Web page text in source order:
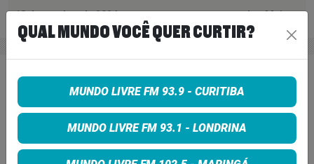
18 de outubro de 2024 Ler Mais >
QUAL MUNDO VOCÊ QUER CURTIR?
MUNDO LIVRE FM 93.9 - CURITIBA
MUNDO LIVRE FM 93.1 - LONDRINA